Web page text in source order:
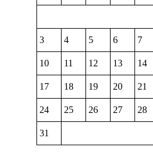
3 4 5 6 7
10 11 12 13 14
17 18 19 20 21
24 25 26 27 28
31